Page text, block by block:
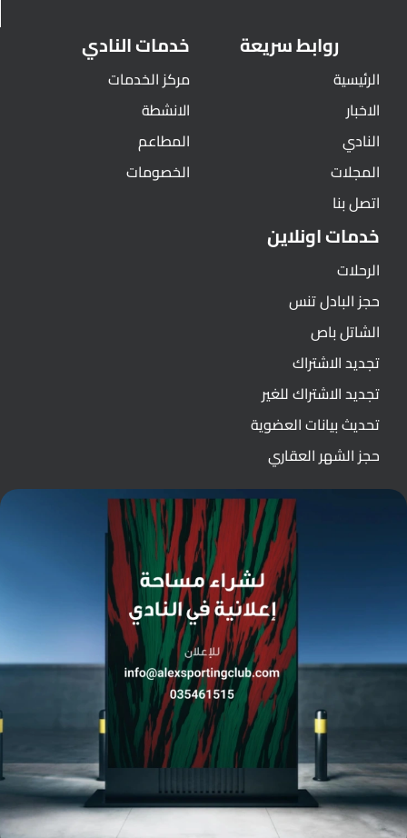
روابط سريعة
الرئيسية
الاخبار
النادي
المجلات
اتصل بنا
خدمات النادي
مركز الخدمات
الانشطة
المطاعم
الخصومات
خدمات اونلاين
الرحلات
حجز البادل تنس
الشاتل باص
تجديد الاشتراك
تجديد الاشتراك للغير
تحديث بيانات العضوية
حجز الشهر العقاري